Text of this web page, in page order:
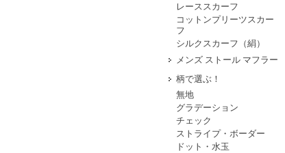
レーススカーフ
コットンプリーツスカー
フ
シルクスカーフ（絹）
メンズ ストール マフラー
柄で選ぶ！
無地
グラデーション
チェック
ストライプ・ボーダー
ドット・水玉